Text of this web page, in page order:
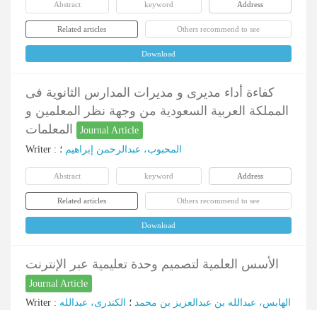
Abstract keyword Address
Related articles Others recommend to see
Download
کفاءة أداء مدیری و مدیرات المدارس الثانویة فی
المملکة العربیة السعودیة من وجهة نظر المعلمین و
Journal Article
Writer : المحبوب، عبدالرحمن إبراهیم ؛
Abstract keyword Address
Related articles Others recommend to see
Download
الأسس العلمیة لتصمیم وحدة تعلیمیة عبر الإنترنت
Journal Article
Writer : الهابس، عبدالله بن عبدالعزیز بن محمد ؛
الکندری، عبدالله